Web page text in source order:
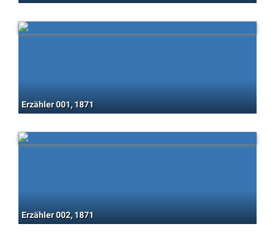
Erzähler 001, 1871
Erzähler 002, 1871